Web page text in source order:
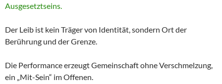
Ausgesetztseins.
Der Leib ist kein Träger von Identität, sondern Ort der
Berührung und der Grenze.
Die Performance erzeugt Gemeinschaft ohne Verschmelzung,
ein „Mit-Sein“ im Offenen.